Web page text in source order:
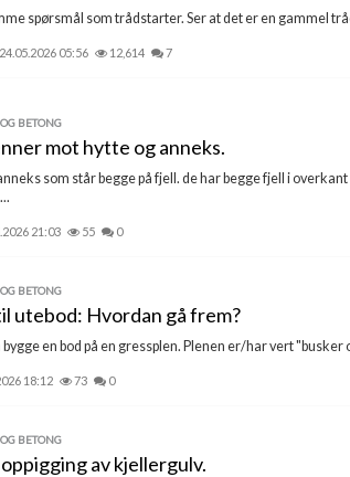
spørsmål som trådstarter. Ser at det er en gammel
24.05.2026 05:56 12,614 7
BETONG
mot hytte og anneks.
som står begge på fjell. de har begge fjell i
21:03 55 0
BETONG
utebod: Hvordan gå frem?
en bod på en gressplen. Plenen er/har vert
18:12 73 0
BETONG
av kjellergulv.